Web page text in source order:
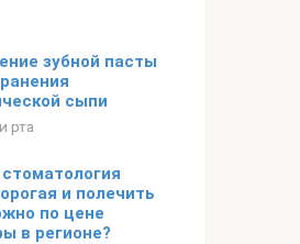
зубной пасты
сыпи
рта
и полечить
по цене
в регионе?